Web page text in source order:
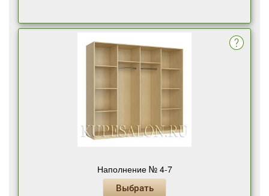
Наполнение № 4-7
Выбрать